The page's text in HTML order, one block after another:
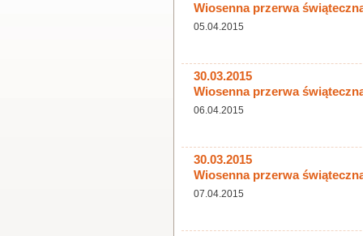
Wiosenna przerwa
05.04.2015
30.03.2015
Wiosenna przerwa
06.04.2015
30.03.2015
Wiosenna przerwa
07.04.2015